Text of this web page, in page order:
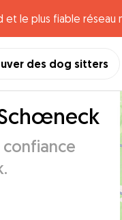
et le plus fiable réseau
des dog sitters